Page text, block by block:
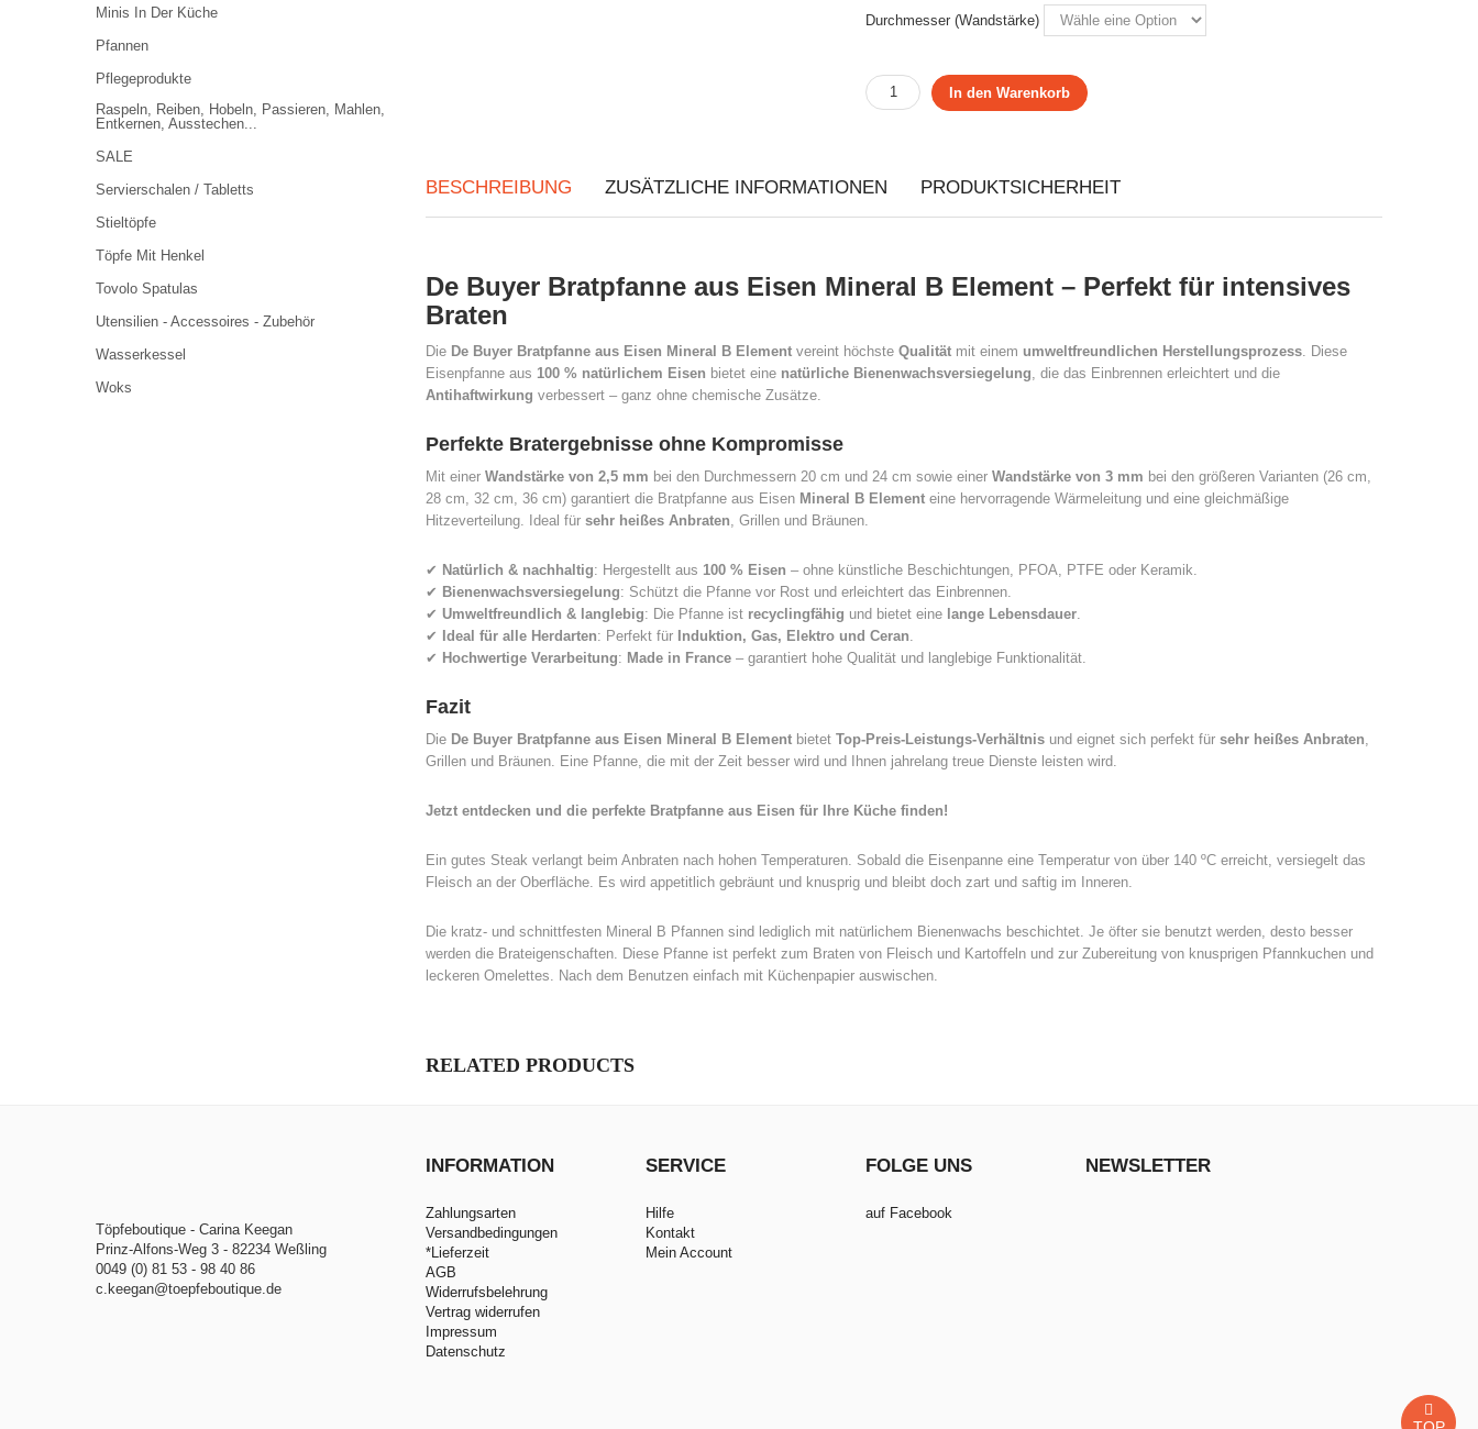
Durchmesser (Wandstärke)
In den Warenkorb
BESCHREIBUNG ZUSÄTZLICHE INFORMATIONEN PRODUKTSICHERHEIT
De Buyer Bratpfanne aus Eisen Mineral B Element – Perfekt für intensives
Braten
Die De Buyer Bratpfanne aus Eisen Mineral B Element vereint höchste Qualität mit einem umweltfreundlichen Herstellungsprozess. Diese
Eisenpfanne aus 100 % natürlichem Eisen bietet eine natürliche Bienenwachsversiegelung, die das Einbrennen erleichtert und die
Antihaftwirkung verbessert – ganz ohne chemische Zusätze.
Perfekte Bratergebnisse ohne Kompromisse
Mit einer Wandstärke von 2,5 mm bei den Durchmessern 20 cm und 24 cm sowie einer Wandstärke von 3 mm bei den größeren Varianten (26 cm,
28 cm, 32 cm, 36 cm) garantiert die Bratpfanne aus Eisen Mineral B Element eine hervorragende Wärmeleitung und eine gleichmäßige
Hitzeverteilung. Ideal für sehr heißes Anbraten, Grillen und Bräunen.
✔ Natürlich & nachhaltig: Hergestellt aus 100 % Eisen – ohne künstliche Beschichtungen, PFOA, PTFE oder Keramik.
✔ Bienenwachsversiegelung: Schützt die Pfanne vor Rost und erleichtert das Einbrennen.
✔ Umweltfreundlich & langlebig: Die Pfanne ist recyclingfähig und bietet eine lange Lebensdauer.
✔
Ideal für alle Herdarten: Perfekt für Induktion, Gas, Elektro und Ceran.
✔ Hochwertige Verarbeitung: Made in France – garantiert hohe Qualität und langlebige Funktionalität.
Fazit
Die De Buyer Bratpfanne aus Eisen Mineral B Element bietet Top-Preis-Leistungs-Verhältnis und eignet sich perfekt für sehr heißes Anbraten,
Grillen und Bräunen. Eine Pfanne, die mit der Zeit besser wird und Ihnen jahrelang treue Dienste leisten wird.
Jetzt entdecken und die perfekte Bratpfanne aus Eisen für Ihre Küche finden!
Ein gutes Steak verlangt beim Anbraten nach hohen Temperaturen. Sobald die Eisenpanne eine Temperatur von über 140 ºC erreicht, versiegelt das
Fleisch an der Oberfläche. Es wird appetitlich gebräunt und knusprig und bleibt doch zart und saftig im Inneren.
Die kratz- und schnittfesten Mineral B Pfannen sind lediglich mit natürlichem Bienenwachs beschichtet. Je öfter sie benutzt werden, desto besser
werden die Brateigenschaften. Diese Pfanne ist perfekt zum Braten von Fleisch und Kartoffeln und zur Zubereitung von knusprigen Pfannkuchen und
leckeren Omelettes. Nach dem Benutzen einfach mit Küchenpapier auswischen.
RELATED PRODUCTS
Minis In Der Küche
Pfannen
Pflegeprodukte
Raspeln, Reiben, Hobeln, Passieren, Mahlen,
Entkernen, Ausstechen...
SALE
Servierschalen / Tabletts
Stieltöpfe
Töpfe Mit Henkel
Tovolo Spatulas
Utensilien - Accessoires - Zubehör
Wasserkessel
Woks
Töpfeboutique - Carina Keegan
Prinz-Alfons-Weg 3 - 82234 Weßling
0049 (0) 81 53 - 98 40 86
c.keegan@toepfeboutique.de
INFORMATION
Zahlungsarten
Versandbedingungen
*Lieferzeit
AGB
Widerrufsbelehrung
Vertrag widerrufen
Impressum
Datenschutz
SERVICE
Hilfe
Kontakt
Mein Account
FOLGE UNS
auf Facebook
NEWSLETTER